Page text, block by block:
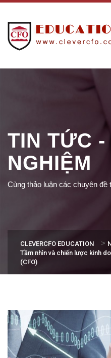
TIN TỨC -
NGHIỆM
Cùng thảo luận các chuyên đề
CLEVERCFO EDUCATION >
Tầm nhìn và chiến lược kinh
(CFO)